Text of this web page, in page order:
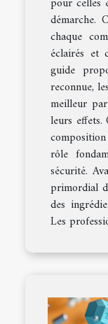
démarche.
chaque
éclairés et
guide
reconnue,
meilleur
leurs
rôle
sécurité.
primordial
des
Les